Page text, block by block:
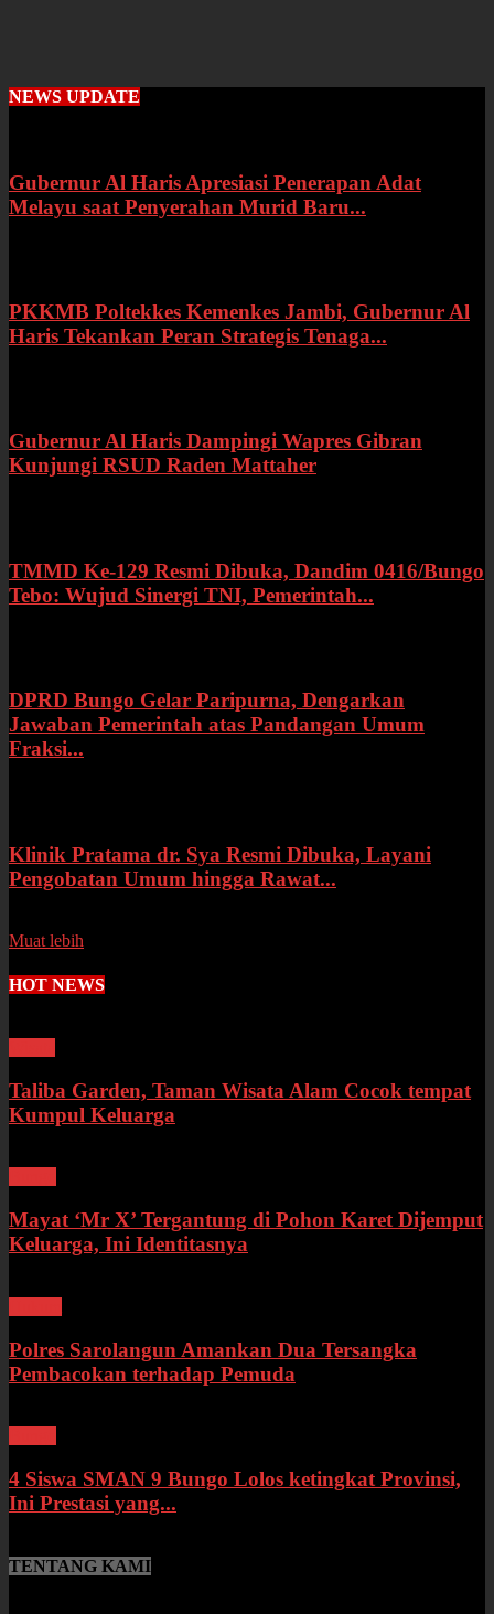
NEWS UPDATE
Gubernur Al Haris Apresiasi Penerapan Adat
Melayu saat Penyerahan Murid Baru...
PKKMB Poltekkes Kemenkes Jambi, Gubernur Al
Haris Tekankan Peran Strategis Tenaga...
Gubernur Al Haris Dampingi Wapres Gibran
Kunjungi RSUD Raden Mattaher
TMMD Ke-129 Resmi Dibuka, Dandim 0416/Bungo
Tebo: Wujud Sinergi TNI, Pemerintah...
DPRD Bungo Gelar Paripurna, Dengarkan
Jawaban Pemerintah atas Pandangan Umum
Fraksi...
Klinik Pratama dr. Sya Resmi Dibuka, Layani
Pengobatan Umum hingga Rawat...
Muat lebih
HOT NEWS
Taliba Garden, Taman Wisata Alam Cocok tempat
Kumpul Keluarga
Mayat ‘Mr X’ Tergantung di Pohon Karet Dijemput
Keluarga, Ini Identitasnya
Polres Sarolangun Amankan Dua Tersangka
Pembacokan terhadap Pemuda
4 Siswa SMAN 9 Bungo Lolos ketingkat Provinsi,
Ini Prestasi yang...
TENTANG KAMI